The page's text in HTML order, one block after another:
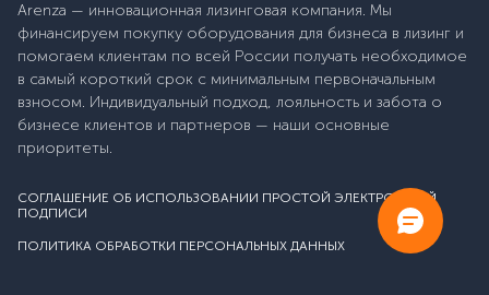
Arenza — инновационная лизинговая компания. Мы
финансируем покупку оборудования для бизнеса в лизинг и
помогаем клиентам по всей России получать необходимое
в самый короткий срок с минимальным первоначальным
взносом. Индивидуальный подход, лояльность и забота о
бизнесе клиентов и партнеров — наши основные
приоритеты.
СОГЛАШЕНИЕ ОБ ИСПОЛЬЗОВАНИИ ПРОСТОЙ ЭЛЕКТРОННОЙ
ПОДПИСИ
ПОЛИТИКА ОБРАБОТКИ ПЕРСОНАЛЬНЫХ ДАННЫХ